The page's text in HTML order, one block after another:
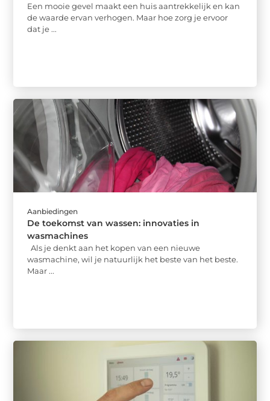
Een mooie gevel maakt een huis aantrekkelijk en kan
de waarde ervan verhogen. Maar hoe zorg je ervoor
dat je ...
Aanbiedingen
De toekomst van wassen: innovaties in
wasmachines
Als je denkt aan het kopen van een nieuwe
wasmachine, wil je natuurlijk het beste van het beste.
Maar ...